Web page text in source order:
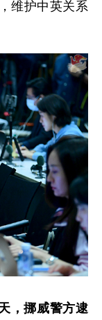
维护中英关系
，挪威警方逮